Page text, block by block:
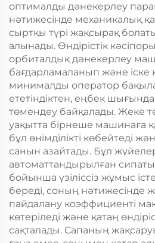
оптималды дәнекерлеу
нәтижесінде механикалық
сыртқы түрі жақсырақ
алынады. Өндірістік
орбиталдық дәнекерлеу
бағдарламаланып және іске
минималды оператор
ететіндіктен, еңбек
төмендеу байқалады. Жеке
уақытта бірнеше машинаға
бұл өнімділікті көбейтеді
санын азайтады. Бұл
автоматтандырылған
бойынша үзіліссіз жұмыс
береді, соның нәтижесінде
пайдалану коэффициенті
көтеріледі және қатаң
сақталады. Сапаның